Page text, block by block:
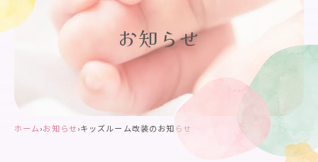
お知らせ
ホーム›お知らせ›キッズルーム改装のお知らせ